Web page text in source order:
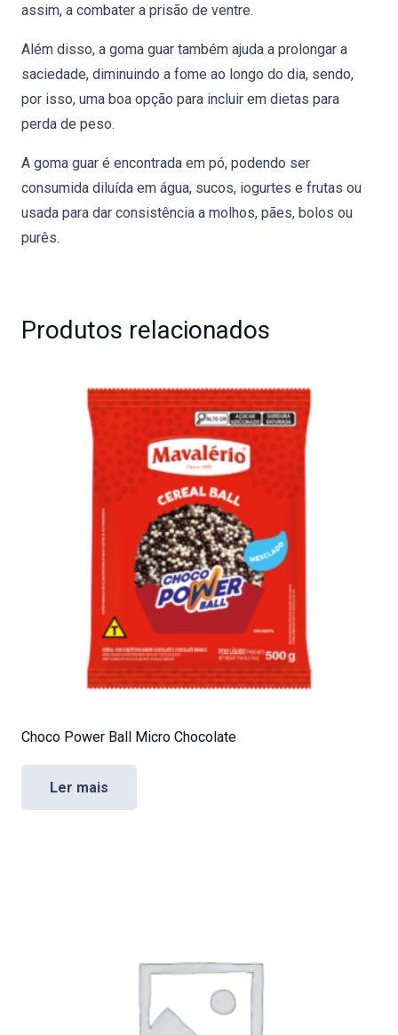
assim, a combater a prisão de ventre.
Além disso, a goma guar também ajuda a prolongar a
saciedade, diminuindo a fome ao longo do dia, sendo,
por isso, uma boa opção para incluir em dietas para
perda de peso.
A goma guar é encontrada em pó, podendo ser
consumida diluída em água, sucos, iogurtes e frutas ou
usada para dar consistência a molhos, pães, bolos ou
purês.
Produtos relacionados
Choco Power Ball Micro Chocolate
Ler mais